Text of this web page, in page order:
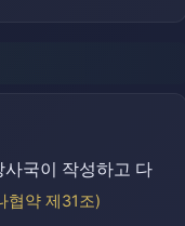
국이 작성하고 다
협약 제31조)